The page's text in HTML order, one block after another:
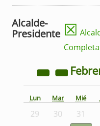
Alcalde-
Presidente ☒
Completa
Lun Mar Mié
29 30 31